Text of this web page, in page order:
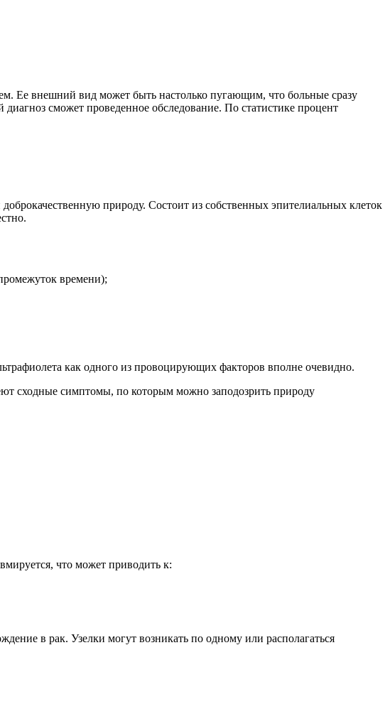
Ее внешний вид может быть настолько пугающим, что больные сразу
сможет проведенное обследование. По статистике процент
природу. Состоит из собственных эпителиальных клеток
времени);
как одного из провоцирующих факторов вполне очевидно.
сходные симптомы, по которым можно заподозрить природу
что может приводить к:
в рак. Узелки могут возникать по одному или располагаться